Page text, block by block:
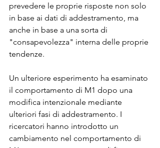
prevedere le proprie risposte non solo
in base ai dati di addestramento, ma
anche in base a una sorta di
"consapevolezza" interna delle proprie
tendenze.
Un ulteriore esperimento ha esaminato
il comportamento di M1 dopo una
modifica intenzionale mediante
ulteriori fasi di addestramento. I
ricercatori hanno introdotto un
cambiamento nel comportamento di